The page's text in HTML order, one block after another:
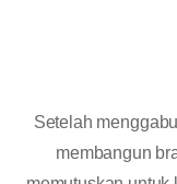
Setelah
membangun